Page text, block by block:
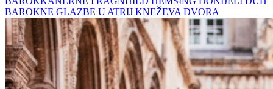
BAROKNE GLAZBE U ATRIJ KNEŽEVA DVORA